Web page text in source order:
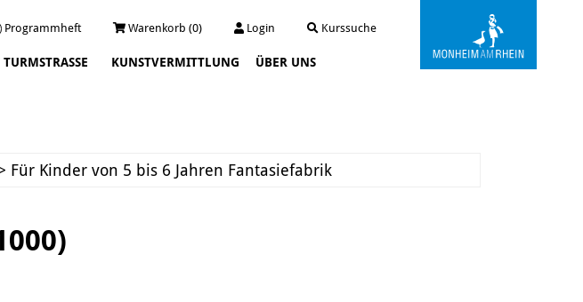
Programmheft Warenkorb (0) Login Kurssuche
KUNSTVERMITTLUNG ÜBER UNS
Der Kunstautomat
Für Kinder von 5 bis 6 Jahren Fantasiefabrik